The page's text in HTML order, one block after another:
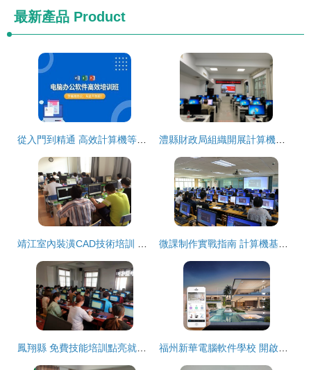
最新產品 Product